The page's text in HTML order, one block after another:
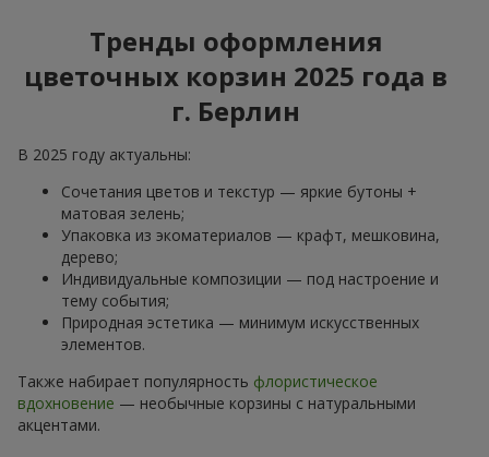
Тренды оформления
цветочных корзин 2025 года в
г. Берлин
В 2025 году актуальны:
Сочетания цветов и текстур — яркие бутоны +
матовая зелень;
Упаковка из экоматериалов — крафт, мешковина,
дерево;
Индивидуальные композиции — под настроение и
тему события;
Природная эстетика — минимум искусственных
элементов.
Также набирает популярность флористическое
вдохновение — необычные корзины с натуральными
акцентами.